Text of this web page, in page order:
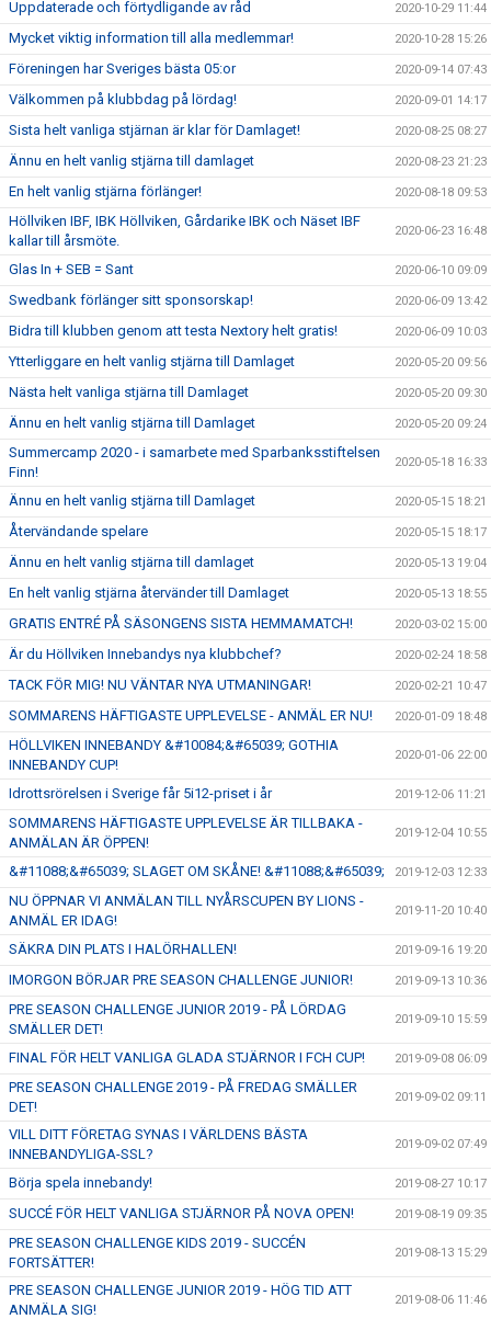
Uppdaterade och förtydligande av råd 2020-10-29 11:44
Mycket viktig information till alla medlemmar! 2020-10-28 15:26
Föreningen har Sveriges bästa 05:or 2020-09-14 07:43
Välkommen på klubbdag på lördag! 2020-09-01 14:17
Sista helt vanliga stjärnan är klar för Damlaget! 2020-08-25 08:27
Ännu en helt vanlig stjärna till damlaget 2020-08-23 21:23
En helt vanlig stjärna förlänger! 2020-08-18 09:53
Höllviken IBF, IBK Höllviken, Gårdarike IBK och Näset IBF
kallar till årsmöte.
2020-06-23 16:48
Glas In + SEB = Sant 2020-06-10 09:09
Swedbank förlänger sitt sponsorskap! 2020-06-09 13:42
Bidra till klubben genom att testa Nextory helt gratis! 2020-06-09 10:03
Ytterliggare en helt vanlig stjärna till Damlaget 2020-05-20 09:56
Nästa helt vanliga stjärna till Damlaget 2020-05-20 09:30
Ännu en helt vanlig stjärna till Damlaget 2020-05-20 09:24
Summercamp 2020 - i samarbete med Sparbanksstiftelsen
Finn!
2020-05-18 16:33
Ännu en helt vanlig stjärna till Damlaget 2020-05-15 18:21
Återvändande spelare 2020-05-15 18:17
Ännu en helt vanlig stjärna till damlaget 2020-05-13 19:04
En helt vanlig stjärna återvänder till Damlaget 2020-05-13 18:55
GRATIS ENTRÉ PÅ SÄSONGENS SISTA HEMMAMATCH! 2020-03-02 15:00
Är du Höllviken Innebandys nya klubbchef? 2020-02-24 18:58
TACK FÖR MIG! NU VÄNTAR NYA UTMANINGAR! 2020-02-21 10:47
SOMMARENS HÄFTIGASTE UPPLEVELSE - ANMÄL ER NU! 2020-01-09 18:48
HÖLLVIKEN INNEBANDY &#10084;&#65039; GOTHIA
INNEBANDY CUP!
2020-01-06 22:00
Idrottsrörelsen i Sverige får 5i12-priset i år 2019-12-06 11:21
SOMMARENS HÄFTIGASTE UPPLEVELSE ÄR TILLBAKA -
ANMÄLAN ÄR ÖPPEN!
2019-12-04 10:55
&#11088;&#65039; SLAGET OM SKÅNE! &#11088;&#65039; 2019-12-03 12:33
NU ÖPPNAR VI ANMÄLAN TILL NYÅRSCUPEN BY LIONS -
ANMÄL ER IDAG!
2019-11-20 10:40
SÄKRA DIN PLATS I HALÖRHALLEN! 2019-09-16 19:20
IMORGON BÖRJAR PRE SEASON CHALLENGE JUNIOR! 2019-09-13 10:36
PRE SEASON CHALLENGE JUNIOR 2019 - PÅ LÖRDAG
SMÄLLER DET!
2019-09-10 15:59
FINAL FÖR HELT VANLIGA GLADA STJÄRNOR I FCH CUP! 2019-09-08 06:09
PRE SEASON CHALLENGE 2019 - PÅ FREDAG SMÄLLER
DET!
2019-09-02 09:11
VILL DITT FÖRETAG SYNAS I VÄRLDENS BÄSTA
INNEBANDYLIGA-SSL?
2019-09-02 07:49
Börja spela innebandy! 2019-08-27 10:17
SUCCÉ FÖR HELT VANLIGA STJÄRNOR PÅ NOVA OPEN! 2019-08-19 09:35
PRE SEASON CHALLENGE KIDS 2019 - SUCCÉN
FORTSÄTTER!
2019-08-13 15:29
PRE SEASON CHALLENGE JUNIOR 2019 - HÖG TID ATT
ANMÄLA SIG!
2019-08-06 11:46